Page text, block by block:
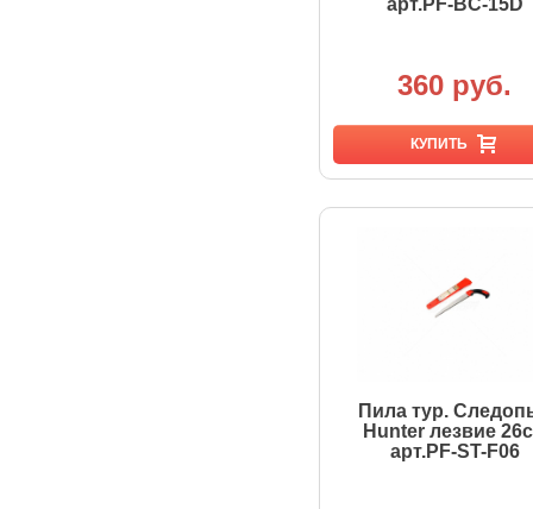
арт.PF-BC-15D
360 руб.
КУПИТЬ
Пила тур.
Hunter лезвие
арт.PF-ST-F06